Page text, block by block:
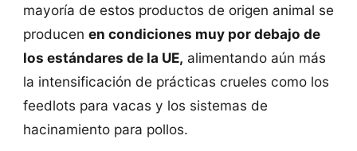
mayoría de estos productos de origen animal se
producen en condiciones muy por debajo de
los estándares de la UE, alimentando aún más
la intensificación de prácticas crueles como los
feedlots para vacas y los sistemas de
hacinamiento para pollos.